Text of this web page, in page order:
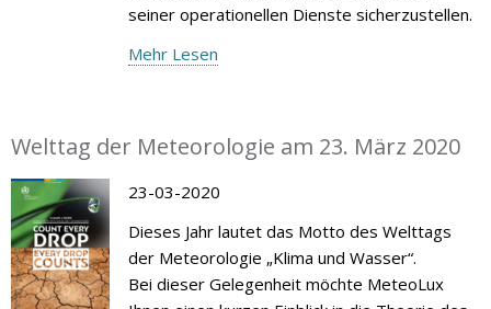
seiner operationellen Dienste sicherzustellen.
Mehr Lesen
Welttag der Meteorologie am 23. März 2020
23-03-2020
Dieses Jahr lautet das Motto des Welttags
der Meteorologie „Klima und Wasser“.
Bei dieser Gelegenheit möchte MeteoLux